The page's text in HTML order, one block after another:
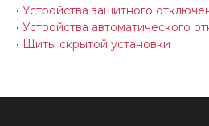
• Устройства защитного
• Устройства автоматического
• Щиты скрытой установки